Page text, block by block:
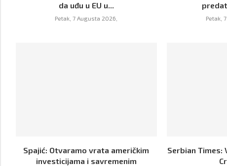
da uđu u EU u...
Petak, 7 Augusta 2026, Petak,
Spajić: Otvaramo vrata američkim
investicijama i savremenim
Serbian Times: